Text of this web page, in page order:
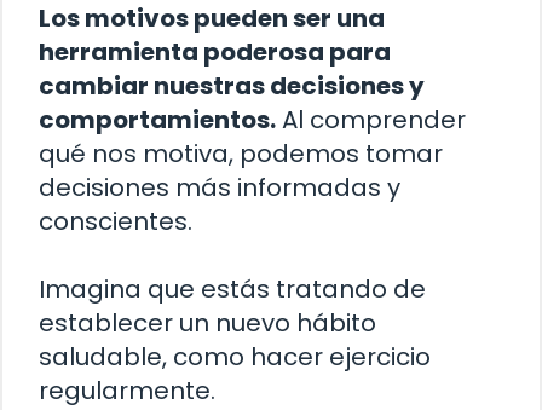
Los motivos pueden ser una
herramienta poderosa para
cambiar nuestras decisiones y
comportamientos.Al comprender
qué nos motiva, podemos tomar
decisiones más informadas y
conscientes.
Imagina que estás tratando de
establecer un nuevo hábito
saludable, como hacer ejercicio
regularmente.